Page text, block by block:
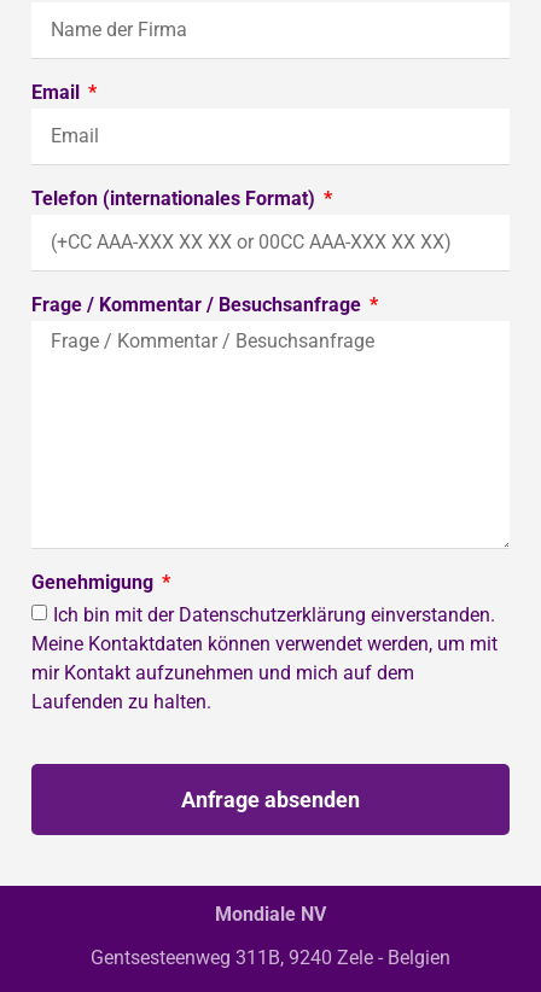
Email
Telefon (internationales Format)
Frage / Kommentar / Besuchsanfrage
Genehmigung
Ich bin mit der Datenschutzerklärung einverstanden.
Meine Kontaktdaten können verwendet werden, um mit
mir Kontakt aufzunehmen und mich auf dem
Laufenden zu halten.
Anfrage absenden
Mondiale NV
Gentsesteenweg 311B, 9240 Zele - Belgien